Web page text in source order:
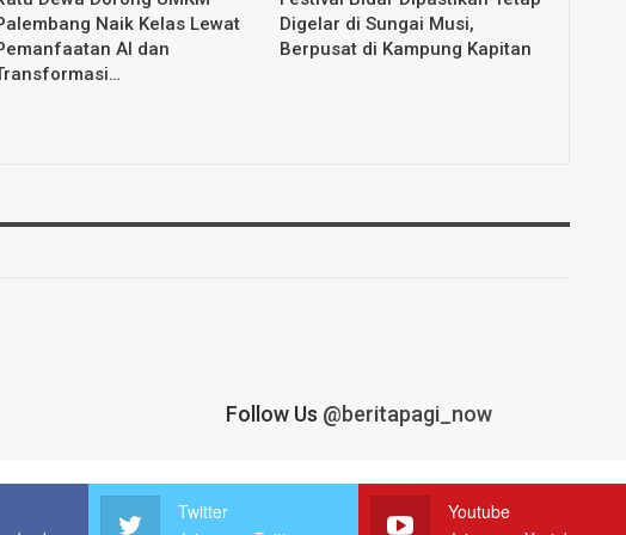
Naik Kelas Lewat
AI dan
Digelar di Sungai Musi,
Berpusat di Kampung Kapitan
Follow Us @beritapagi_now
Twitter Youtube